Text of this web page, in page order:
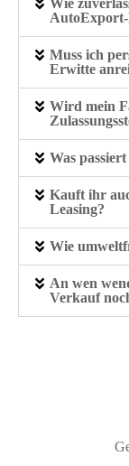
Wie
Muss ich
Erwitte
Wird mein
Was
Kauft ihr
Leasing?
Wie
An wen
Verkauf